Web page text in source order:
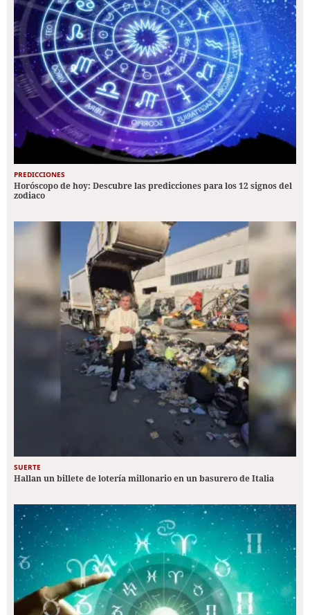
PREDICCIONES
Horóscopo de hoy: Descubre las predicciones para los 12 signos del
zodiaco
SUERTE
Hallan un billete de lotería millonario en un basurero de Italia